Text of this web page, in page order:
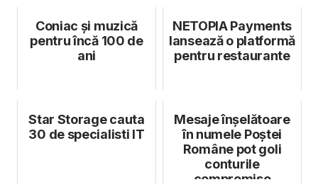
Coniac și muzică
pentru încă 100 de
ani
NETOPIA Payments
lansează o platformă
pentru restaurante
Star Storage cauta
30 de specialisti IT
Mesaje înșelătoare
în numele Poștei
Române pot goli
conturile
compromise